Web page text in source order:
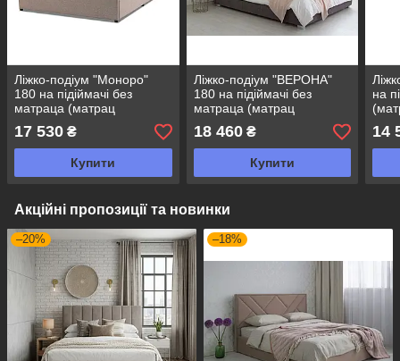
Ліжко-подіум "Моноро"
180 на підіймачі без
матраца (матрац
купується додатково на
вибір)
17 530 ₴
Купити
Ліжко-подіум "ВЕРОНА"
180 на підіймачі без
матраца (матрац
купується додатково на
вибір);
18 460₴
Купити
на
14
Акційні пропозиції та новинки
–20% –18%